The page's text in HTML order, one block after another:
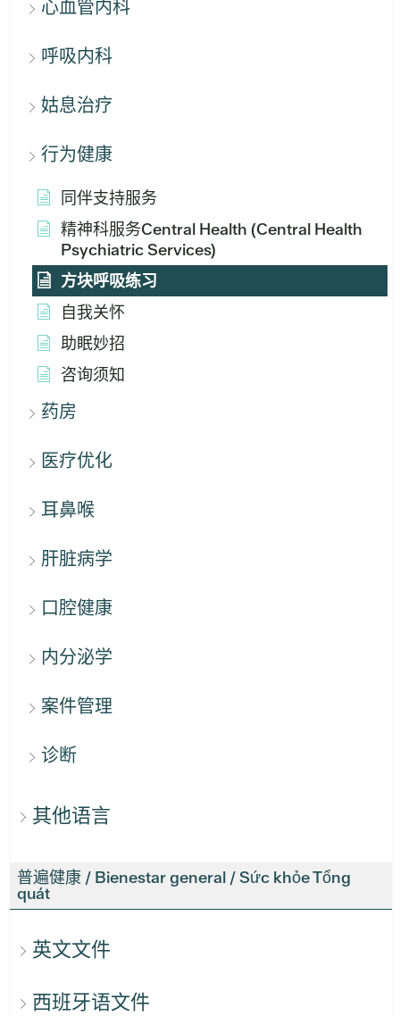
心血管内科
呼吸内科
姑息治疗
行为健康
同伴支持服务
精神科服务Central Health (Central Health
Psychiatric Services)
方块呼吸练习
自我关怀
助眠妙招
咨询须知
药房
医疗优化
耳鼻喉
肝脏病学
口腔健康
内分泌学
案件管理
诊断
其他语言
普遍健康 / Bienestar general / Sức khỏe Tổng
quát
英文文件
西班牙语文件